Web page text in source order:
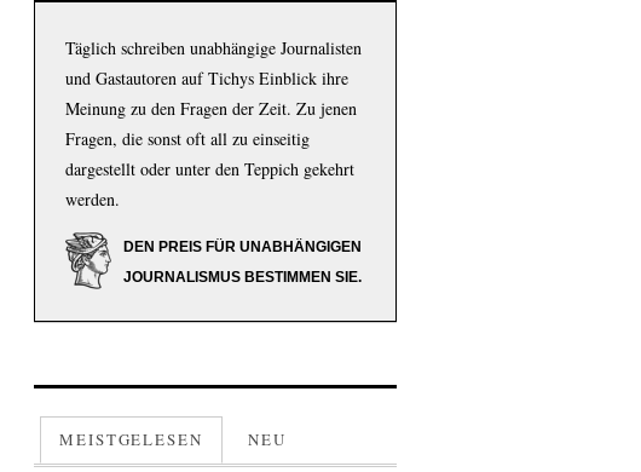
Täglich schreiben unabhängige Journalisten
und Gastautoren auf Tichys Einblick ihre
Meinung zu den Fragen der Zeit. Zu jenen
Fragen, die sonst oft all zu einseitig
dargestellt oder unter den Teppich gekehrt
werden.
DEN PREIS FÜR UNABHÄNGIGEN
JOURNALISMUS BESTIMMEN SIE.
MEISTGELESEN NEU